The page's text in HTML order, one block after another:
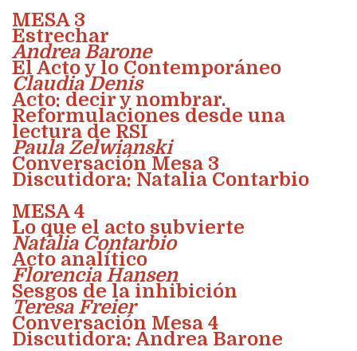
MESA 3
Estrechar
Andrea Barone
El Acto y lo Contemporáneo
Claudia Denis
Acto: decir y nombrar.
Reformulaciones desde una
lectura de RSI
Paula Zelwianski
Conversación Mesa 3
Discutidora: Natalia Contarbio
MESA 4
Lo que el acto subvierte
Natalia Contarbio
Acto analítico
Florencia Hansen
Sesgos de la inhibición
Teresa Freier
Conversación Mesa 4
Discutidora: Andrea Barone